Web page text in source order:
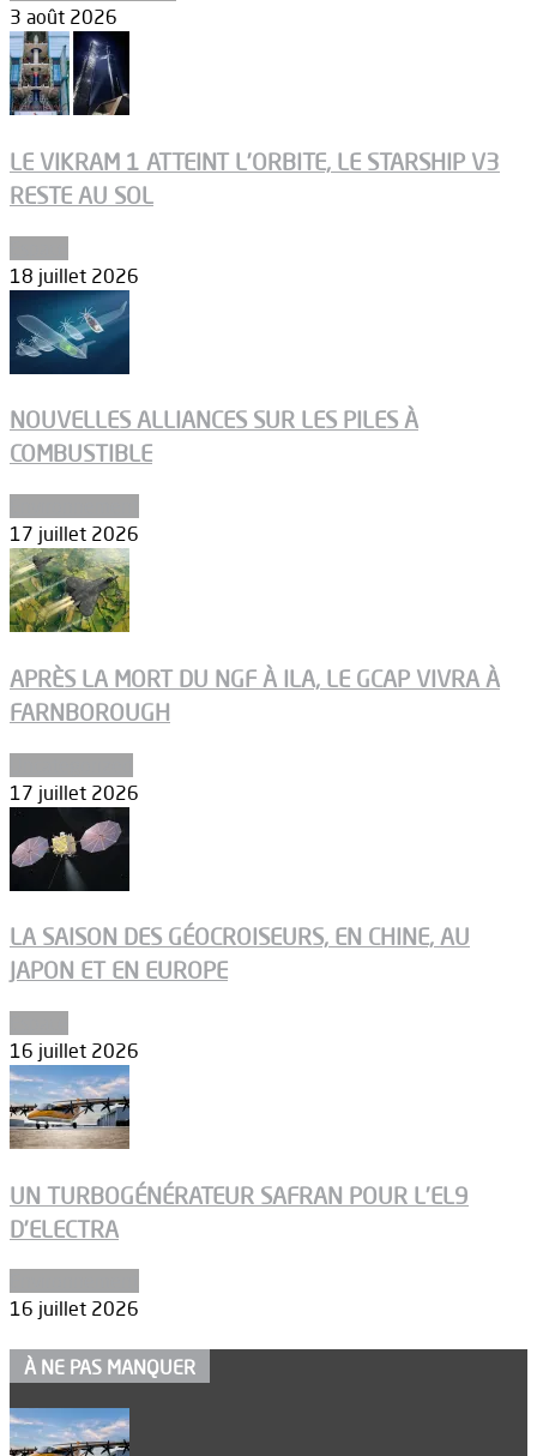
3 août 2026
LE VIKRAM 1 ATTEINT L’ORBITE, LE STARSHIP V3
RESTE AU SOL
18 juillet 2026
NOUVELLES ALLIANCES SUR LES PILES À
COMBUSTIBLE
17 juillet 2026
APRÈS LA MORT DU NGF À ILA, LE GCAP VIVRA À
FARNBOROUGH
17 juillet 2026
LA SAISON DES GÉOCROISEURS, EN CHINE, AU
JAPON ET EN EUROPE
16 juillet 2026
UN TURBOGÉNÉRATEUR SAFRAN POUR L’EL9
D’ELECTRA
16 juillet 2026
À NE PAS MANQUER